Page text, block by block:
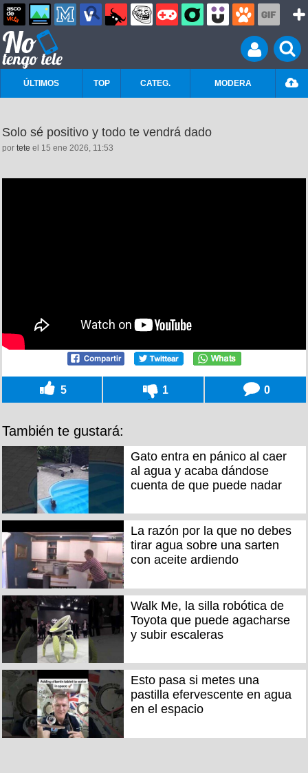
ÚLTIMOS TOP CATEG. MODERA
Solo sé positivo y todo te vendrá dado
por tete el 15 ene 2026, 11:53
5 1 0
También te gustará:
Gato entra en pánico al caer
al agua y acaba dándose
cuenta de que puede nadar
La razón por la que no debes
tirar agua sobre una sarten
con aceite ardiendo
Walk Me, la silla robótica de
Toyota que puede agacharse
y subir escaleras
Esto pasa si metes una
pastilla efervescente en agua
en el espacio